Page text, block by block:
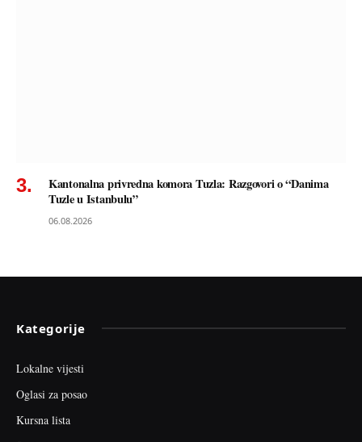
Kantonalna privredna komora Tuzla: Razgovori o “Danima
Tuzle u Istanbulu”
06.08.2026
Kategorije
Lokalne vijesti
Oglasi za posao
Kursna lista